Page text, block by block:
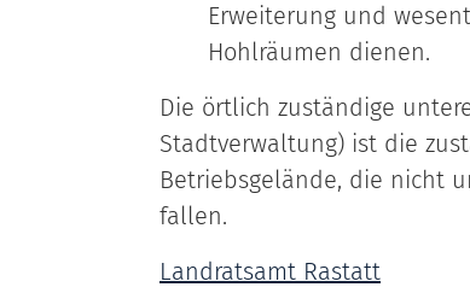
Erweiterung und
Hohlräumen dienen.
Die örtlich zuständige
Stadtverwaltung) ist die
Betriebsgelände, die nicht
fallen.
Landratsamt Rastatt